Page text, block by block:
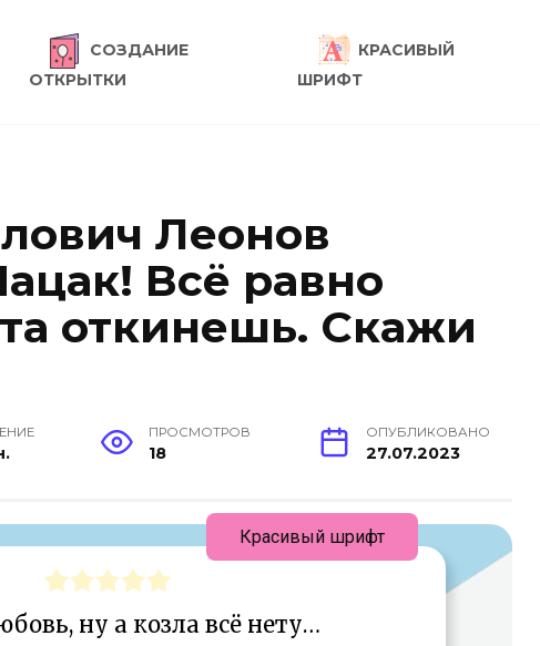
СОЗДАНИЕ
ОТКРЫТКИ
КРАСИВЫЙ
ШРИФТ
Леонов
Всё равно
откинешь. Скажи
ПРОСМОТРОВ
18
ОПУБЛИКОВАНО
27.07.2023
ну а козла всё нету…
Красивый шрифт